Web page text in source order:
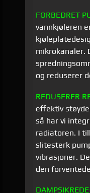
FORBEDRET
vannkjøleren
mikrokanaler.
og reduserer
REDUSERER
effektiv
så har vi
radiatoren. I
slitesterk
vibrasjoner.
den